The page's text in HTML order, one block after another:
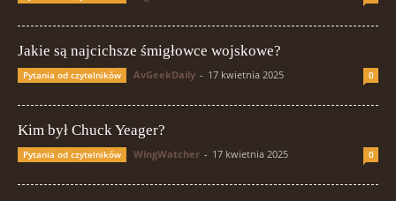
Jakie są najcichsze śmigłowce wojskowe?
Pytania od czytelników AvGeekDaily - 17 kwietnia 2025 0
Kim był Chuck Yeager?
Pytania od czytelników WingWatcher - 17 kwietnia 2025 0